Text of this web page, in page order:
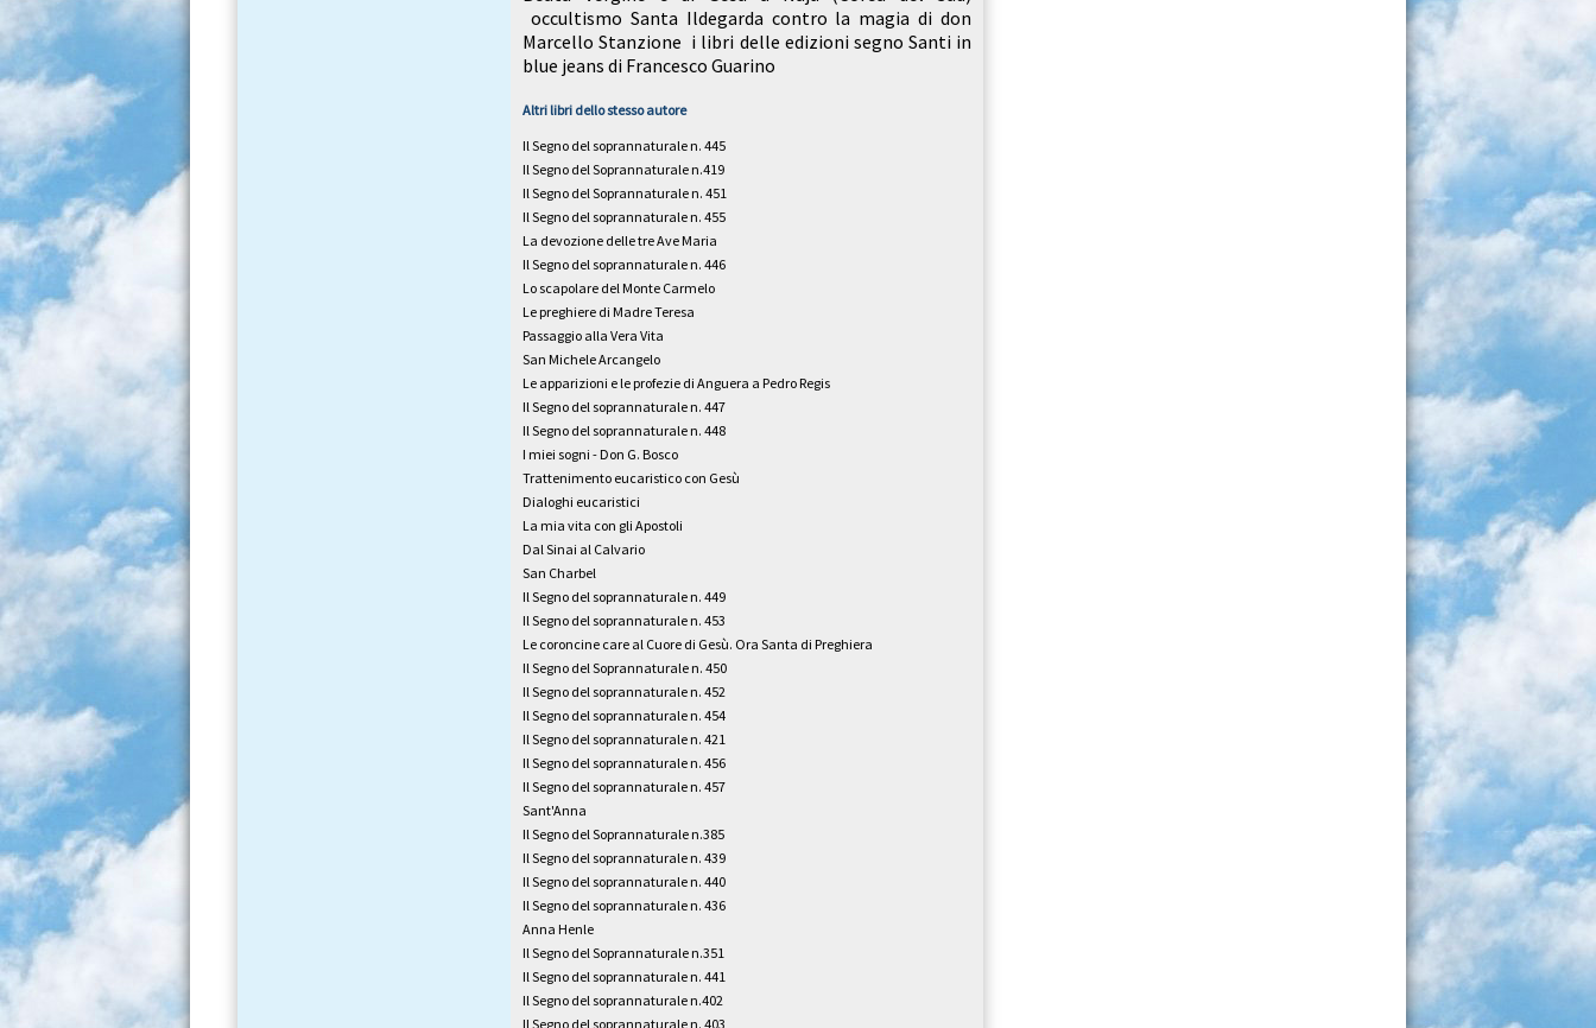
occultismo Santa Ildegarda contro la magia di don
Marcello Stanzione i libri delle edizioni segno Santi in
blue jeans di Francesco Guarino
Altri libri dello stesso autore
Il Segno del soprannaturale n. 445
Il Segno del Soprannaturale n.419
Il Segno del Soprannaturale n. 451
Il Segno del soprannaturale n. 455
La devozione delle tre Ave Maria
Il Segno del soprannaturale n. 446
Lo scapolare del Monte Carmelo
Le preghiere di Madre Teresa
Passaggio alla Vera Vita
San Michele Arcangelo
Le apparizioni e le profezie di Anguera a Pedro Regis
Il Segno del soprannaturale n. 447
Il Segno del soprannaturale n. 448
I miei sogni - Don G. Bosco
Trattenimento eucaristico con Gesù
Dialoghi eucaristici
La mia vita con gli Apostoli
Dal Sinai al Calvario
San Charbel
Il Segno del soprannaturale n. 449
Il Segno del soprannaturale n. 453
Le coroncine care al Cuore di Gesù. Ora Santa di Preghiera
Il Segno del Soprannaturale n. 450
Il Segno del soprannaturale n. 452
Il Segno del soprannaturale n. 454
Il Segno del soprannaturale n. 421
Il Segno del soprannaturale n. 456
Il Segno del soprannaturale n. 457
Sant'Anna
Il Segno del Soprannaturale n.385
Il Segno del soprannaturale n. 439
Il Segno del soprannaturale n. 440
Il Segno del soprannaturale n. 436
Anna Henle
Il Segno del Soprannaturale n.351
Il Segno del soprannaturale n. 441
Il Segno del soprannaturale n.402
Il Segno del soprannaturale n. 403